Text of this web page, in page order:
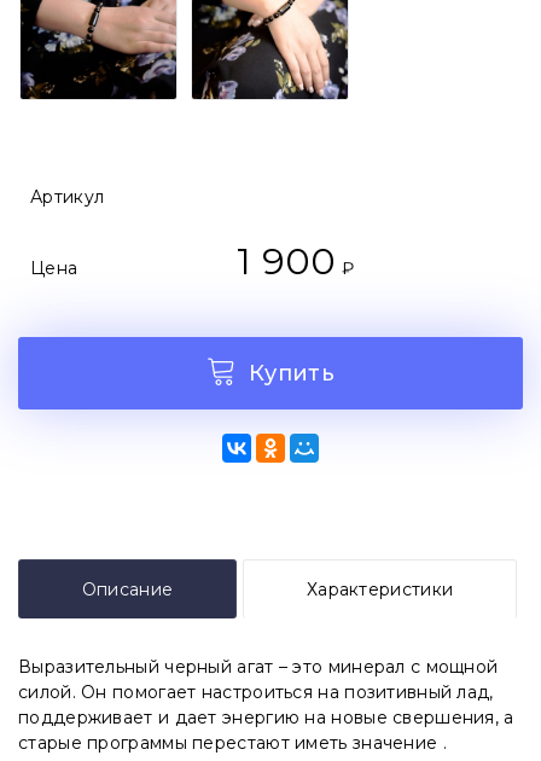
Артикул
Цена 1 900 ₽
Купить
Описание Характеристики
Выразительный черный агат – это минерал с мощной
силой. Он помогает настроиться на позитивный лад,
поддерживает и дает энергию на новые свершения, а
старые программы перестают иметь значение .